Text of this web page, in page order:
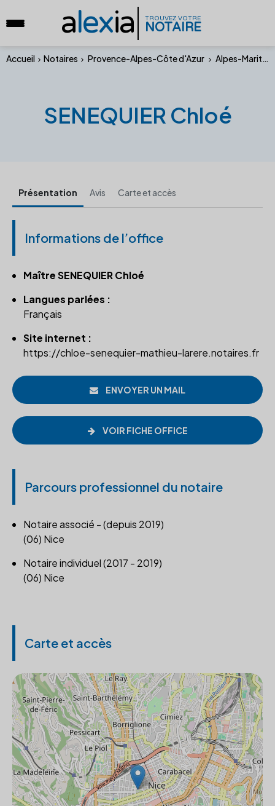
alexia TROUVEZ VOTRE
NOTAIRE
Accueil Notaires Provence-Alpes-Côte d'Azur Alpes-Maritimes
SENEQUIER Chloé
Présentation Avis Carte et accès
Informations de l’office
Maître SENEQUIER Chloé
Langues parlées :
Français
Site internet :
https://chloe-senequier-mathieu-larere.notaires.fr
ENVOYER UN MAIL
VOIR FICHE OFFICE
Parcours professionnel du notaire
Notaire associé - (depuis 2019)
(06) Nice
Notaire individuel (2017 - 2019)
(06) Nice
Carte et accès